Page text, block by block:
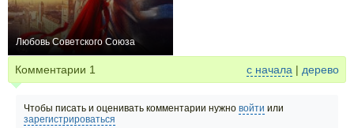
Любовь Советского Союза
Комментарии 1 с начала | дерево
Чтобы писать и оценивать комментарии нужно войти или
зарегистрироваться